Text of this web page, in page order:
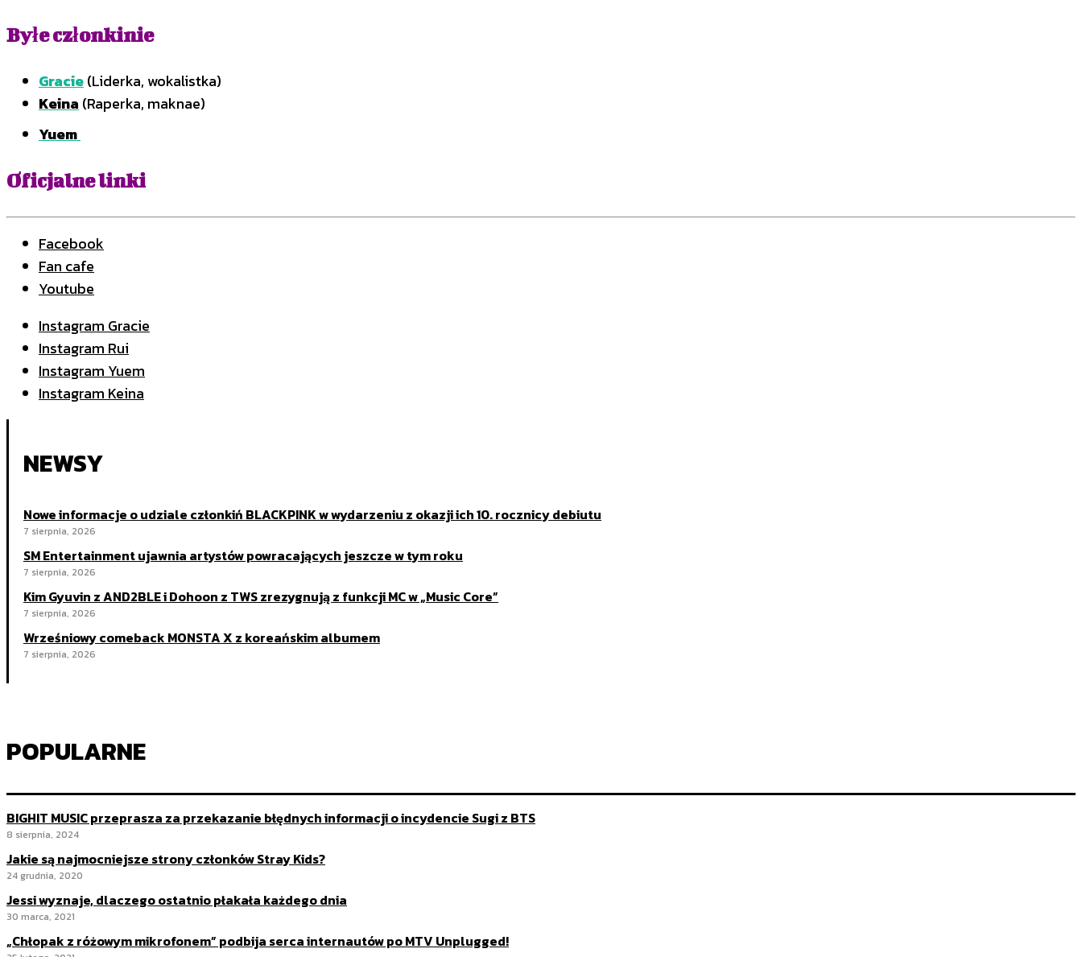
Byłe członkinie
Gracie(Liderka, wokalistka)
Keina (Raperka, maknae)
Yuem
Oficjalne linki
Facebook
Fan cafe
Youtube
Instagram Gracie
Instagram Rui
Instagram Yuem
Instagram Keina
NEWSY
Nowe informacje o udziale członkiń BLACKPINK w wydarzeniu z okazji ich 10. rocznicy debiutu
7 sierpnia, 2026
SM Entertainment ujawnia artystów powracających jeszcze w tym roku
7 sierpnia, 2026
Kim Gyuvin z AND2BLE i Dohoon z TWS zrezygnują z funkcji MC w „Music Core”
7 sierpnia, 2026
Wrześniowy comeback MONSTA X z koreańskim albumem
7 sierpnia, 2026
POPULARNE
BIGHIT MUSIC przeprasza za przekazanie błędnych informacji o incydencie Sugi z BTS
8 sierpnia, 2024
Jakie są najmocniejsze strony członków Stray Kids?
24 grudnia, 2020
Jessi wyznaje, dlaczego ostatnio płakała każdego dnia
30 marca, 2021
„Chłopak z różowym mikrofonem” podbija serca internautów po MTV Unplugged!